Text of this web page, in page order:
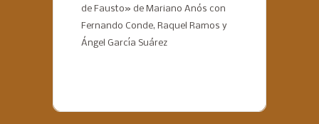
de Fausto» de Mariano Anós con
Fernando Conde, Raquel Ramos y
Ángel García Suárez